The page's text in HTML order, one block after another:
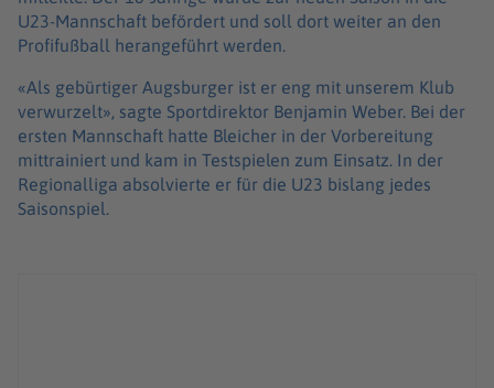
U23-Mannschaft befördert und soll dort weiter an den
Profifußball herangeführt werden.
«Als gebürtiger Augsburger ist er eng mit unserem Klub
verwurzelt», sagte Sportdirektor Benjamin Weber. Bei der
ersten Mannschaft hatte Bleicher in der Vorbereitung
mittrainiert und kam in Testspielen zum Einsatz. In der
Regionalliga absolvierte er für die U23 bislang jedes
Saisonspiel.